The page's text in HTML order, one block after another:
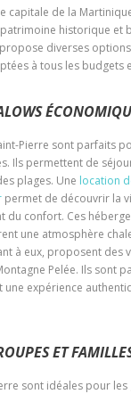
capitale de la
historique et
diverses options
à tous les budgets
Pierre sont parfaits
Ils permettent de
plages. Une location
permet de découvrir la
du confort. Ces
une atmosphère
à eux, proposent des
Pelée. Ils sont
une expérience
ET
sont idéales pour